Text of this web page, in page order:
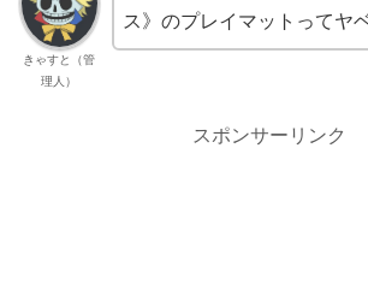
きゃすと（管
理人）
ス》のプレイマットってヤ
スポンサーリンク